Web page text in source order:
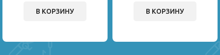
В КОРЗИНУ В КОРЗИНУ